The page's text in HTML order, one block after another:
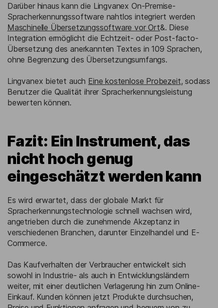
Darüber hinaus kann die Lingvanex On-Premise-
Spracherkennungssoftware nahtlos integriert werden
Maschinelle Übersetzungssoftware vor Ort&. Diese
Integration ermöglicht die Echtzeit- oder Post-facto-
Übersetzung des anerkannten Textes in 109 Sprachen,
ohne Begrenzung des Übersetzungsumfangs.
Lingvanex bietet auch Eine kostenlose Probezeit, sodass
Benutzer die Qualität ihrer Spracherkennungsleistung
bewerten können.
Fazit: Ein Instrument, das
nicht hoch genug
eingeschätzt werden kann
Es wird erwartet, dass der globale Markt für
Spracherkennungstechnologie schnell wachsen wird,
angetrieben durch die zunehmende Akzeptanz in
verschiedenen Branchen, darunter Einzelhandel und E-
Commerce.
Das Kaufverhalten der Verbraucher entwickelt sich
sowohl in Industrie- als auch in Entwicklungsländern
weiter, mit einer deutlichen Verlagerung hin zum Online-
Einkauf. Kunden können jetzt Produkte durchsuchen,